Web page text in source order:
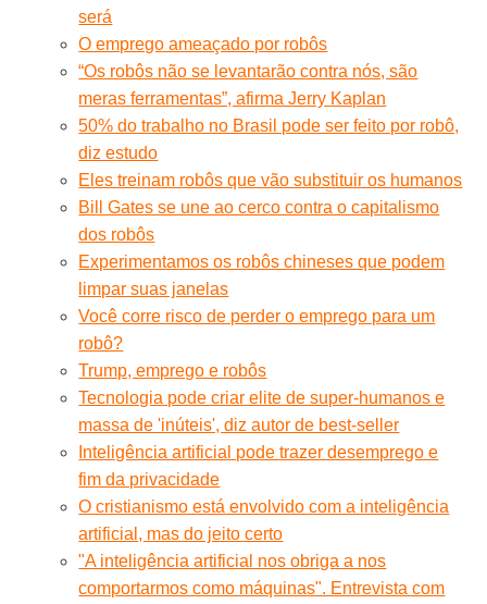
será
O emprego ameaçado por robôs
“Os robôs não se levantarão contra nós, são
meras ferramentas”, afirma Jerry Kaplan
50% do trabalho no Brasil pode ser feito por robô,
diz estudo
Eles treinam robôs que vão substituir os humanos
Bill Gates se une ao cerco contra o capitalismo
dos robôs
Experimentamos os robôs chineses que podem
limpar suas janelas
Você corre risco de perder o emprego para um
robô?
Trump, emprego e robôs
Tecnologia pode criar elite de super-humanos e
massa de 'inúteis', diz autor de best-seller
Inteligência artificial pode trazer desemprego e
fim da privacidade
O cristianismo está envolvido com a inteligência
artificial, mas do jeito certo
"A inteligência artificial nos obriga a nos
comportarmos como máquinas". Entrevista com